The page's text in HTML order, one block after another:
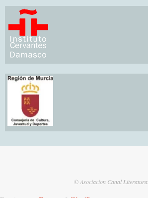
© Asociacion Canal Literatura.